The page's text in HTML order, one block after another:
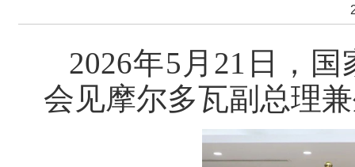
2026年5月21日，
会见摩尔多瓦副总理